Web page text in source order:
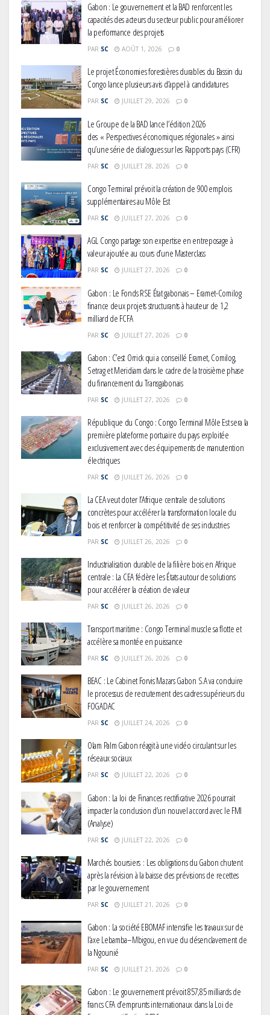
Gabon : Le gouvernement et la BAD renforcent les
capacités des acteurs du secteur public pour améliorer
la performance des projets
PAR SC AOÛT 1, 2026 0
Le projet Économies forestières durables du Bassin du
Congo lance plusieurs avis d’appel à candidatures
PAR SC JUILLET 29, 2026 0
Le Groupe de la BAD lance l’édition 2026
des « Perspectives économiques régionales » ainsi
qu’une série de dialogues sur les Rapports pays (CFR)
PAR SC JUILLET 28, 2026 0
Congo Terminal prévoit la création de 900 emplois
supplémentaires au Môle Est
PAR SC JUILLET 27, 2026 0
AGL Congo partage son expertise en entreposage à
valeur ajoutée au cours d’une Masterclass
PAR SC JUILLET 27, 2026 0
Gabon : Le Fonds RSE État gabonais – Eramet-Comilog
finance deux projets structurants à hauteur de 1,2
milliard de FCFA
PAR SC JUILLET 27, 2026 0
Gabon : C’est Orrick qui a conseillé Eramet, Comilog,
Setrag et Meridiam dans le cadre de la troisième phase
du financement du Transgabonais
PAR SC JUILLET 27, 2026 0
République du Congo : Congo Terminal Môle Est sera la
première plateforme portuaire du pays exploitée
exclusivement avec des équipements de manutention
électriques
PAR SC JUILLET 26, 2026 0
La CEA veut doter l’Afrique centrale de solutions
concrètes pour accélérer la transformation locale du
bois et renforcer la compétitivité de ses industries
PAR SC JUILLET 26, 2026 0
Industrialisation durable de la filière bois en Afrique
centrale : La CEA fédère les États autour de solutions
pour accélérer la création de valeur
PAR SC JUILLET 26, 2026 0
Transport maritime : Congo Terminal muscle sa flotte et
accélère sa montée en puissance
PAR SC JUILLET 26, 2026 0
BEAC : Le Cabinet Forvis Mazars Gabon S.A va conduire
le processus de recrutement des cadres supérieurs du
FOGADAC
PAR SC JUILLET 24, 2026 0
Olam Palm Gabon réagit à une vidéo circulant sur les
réseaux sociaux
PAR SC JUILLET 22, 2026 0
Gabon : La loi de Finances rectificative 2026 pourrait
impacter la conclusion d’un nouvel accord avec le FMI
(Analyse)
PAR SC JUILLET 22, 2026 0
Marchés boursiers : Les obligations du Gabon chutent
après la révision à la baisse des prévisions de recettes
par le gouvernement
PAR SC JUILLET 21, 2026 0
Gabon : La société EBOMAF intensifie les travaux sur de
l’axe Lebamba–Mbigou, en vue du désenclavement de
la Ngounié
PAR SC JUILLET 21, 2026 0
Gabon : Le gouvernement prévoit 857,85 milliards de
francs CFA d’emprunts internationaux dans la Loi de